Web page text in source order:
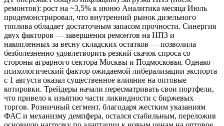
ремонтов): рост на ~3,5% к июню Аналитика месяца Июль
продемонстрировал, что внутренний рынок дизельного
топлива обладает достаточным запасом прочности. Синергия
двух факторов — завершения ремонтов на НПЗ и
накопленных за весну складских остатков — позволила
безболезненно удовлетворить резкий скачок спроса со
стороны аграрного сектора Москвы и Подмосковья. Однако
психологический фактор ожидаемой либерализации экспорта
с 1 августа оказал существенное влияние на оптовые
котировки. Трейдеры начали пересматривать свои портфели,
что привело к изъятию части ликвидности с биржевых
торгов. Розничный сегмент, благодаря жестким указаниям
ФАС и механизму демпфера, остался стабильным, переложив